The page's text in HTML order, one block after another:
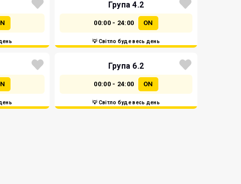
Група 4.2
00:00 - 24:00 ON
💡 Світло буде весь день
Група 6.2
00:00 - 24:00 ON
💡 Світло буде весь день